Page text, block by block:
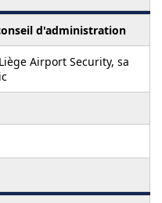
d'administration
Airport Security, sa